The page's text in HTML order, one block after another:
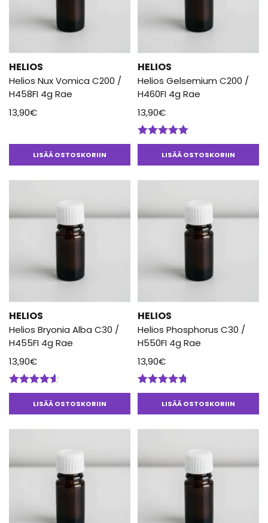
HELIOS
Helios Nux Vomica C200 /
H458FI 4g Rae
13,90€
LISÄÄ OSTOSKORIIN
HELIOS
Helios Gelsemium C200 /
H460FI 4g Rae
13,90€
Arvostelu
tuotteesta:LISÄÄ OSTOSKORIIN
HELIOS
Helios Bryonia Alba C30 /
H455FI 4g Rae
13,90€
Arvostelu
tuotteesta:LISÄÄ OSTOSKORIIN
HELIOS
Helios Phosphorus C30 /
H550FI 4g Rae
13,90€
Arvostelu
tuotteesta:LISÄÄ OSTOSKORIIN